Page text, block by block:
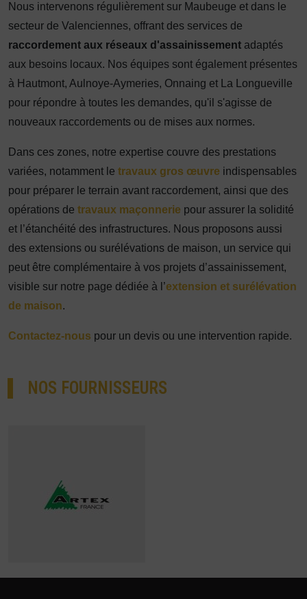
Nous intervenons régulièrement sur Maubeuge et dans le
secteur de Valenciennes, offrant des services de
raccordement aux réseaux d'assainissement adaptés
aux besoins locaux. Nos équipes sont également présentes
à Hautmont, Aulnoye-Aymeries, Onnaing et La Longueville
pour répondre à toutes les demandes, qu'il s'agisse de
nouveaux raccordements ou de mises aux normes.
Dans ces zones, notre expertise couvre des prestations
variées, notamment le travaux gros œuvre indispensables
pour préparer le terrain avant raccordement, ainsi que des
opérations de travaux maçonnerie pour assurer la solidité
et l’étanchéité des infrastructures. Nous proposons aussi
des extensions ou surélévations de maison, un service qui
peut être complémentaire à vos projets d’assainissement,
visible sur notre page dédiée à l’extension et surélévation
de maison.
Contactez-nous pour un devis ou une intervention rapide.
NOS FOURNISSEURS